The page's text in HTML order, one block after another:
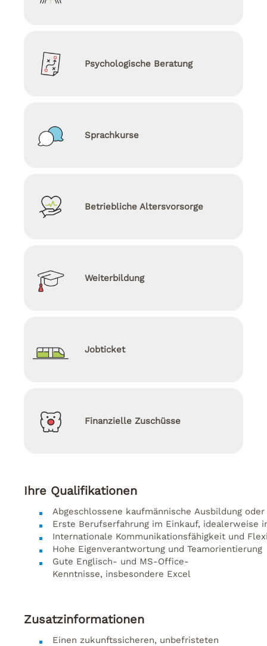
Psychologische Beratung
Sprachkurse
Betriebliche Altersvorsorge
Weiterbildung
Jobticket
Finanzielle Zuschüsse
Ihre Qualifikationen
Abgeschlossene kaufmännische Ausbildung oder
Erste Berufserfahrung im Einkauf, idealerweise
Internationale Kommunikationsfähigkeitund
Hohe Eigenverantwortungund Teamorientierung
Gute Englisch- und MS-Office-
Kenntnisse, insbesondere Excel
Zusatzinformationen
Einen zukunftssicheren, unbefristeten